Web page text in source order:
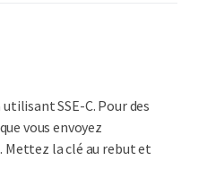
SSE-C. Pour des
vous envoyez
la clé au rebut et